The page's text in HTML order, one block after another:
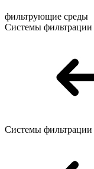
фильтрующие среды
Системы фильтрации
Системы фильтрации